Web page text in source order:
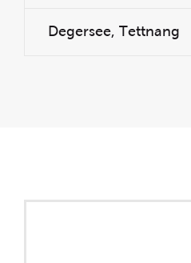
Degersee, Tettnang